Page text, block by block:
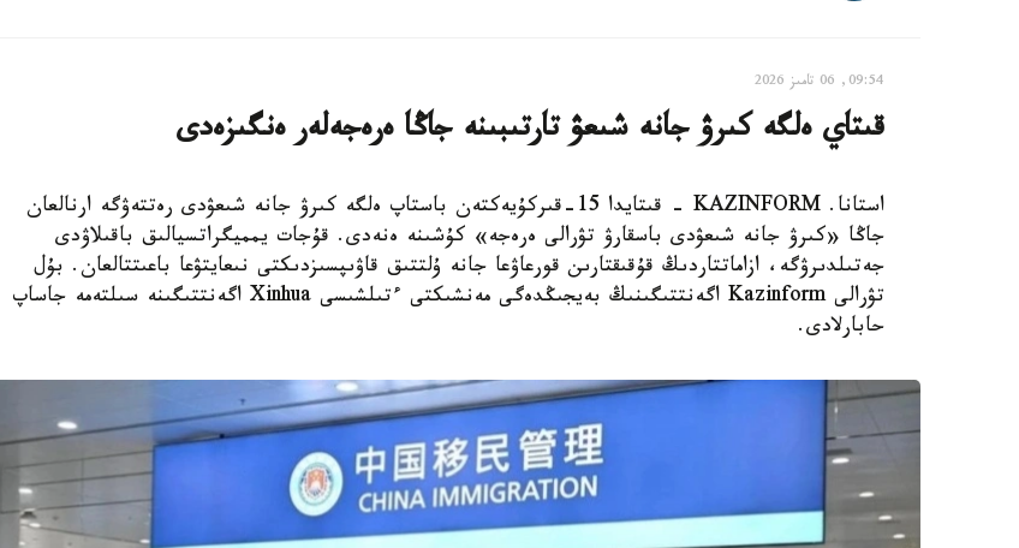
09:54, 06 تامىز 2026
قىتاي ەلگە كىرۋ جانە شىعۋ تارتىبىنە جاڭا ەرەجەلەر ەنگىزەدى
استانا. KAZINFORM - قىتايدا 15-قىركۇيەكتەن باستاپ ەلگە كىرۋ جانە شىعۋدى رەتتەۋگە ارنالعان
جاڭا «كىرۋ جانە شىعۋدى باسقارۋ تۋرالى ەرەجە» كۇشىنە ەنەدى. قۇجات يمميگراتسيالىق باقىلاۋدى
جەتىلدىرۋگە، ازاماتتاردىڭ قۇقىقتارىن قورعاۋعا جانە ۇلتتىق قاۋىپسىزدىكتى نىعايتۋعا باعىتتالعان. بۇل
تۋرالى Kazinform اگەنتتىگىنىڭ بەيجىڭدەگى مەنشىكتى ءتىلشىسى Xinhua اگەنتتىگىنە سىلتەمە جاساپ
حابارلادى.